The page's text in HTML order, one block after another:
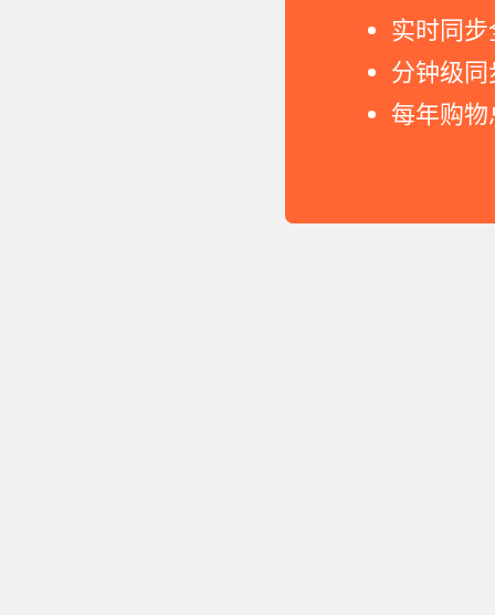
实时同
分钟级
每年购